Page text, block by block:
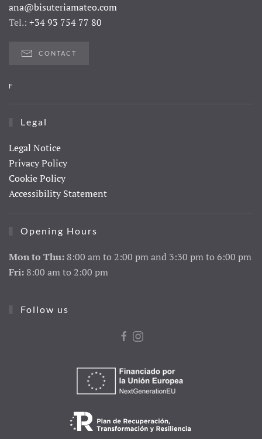
ana@bisuteriamateo.com
Tel.: +34 93 754 77 80
CONTACT
F
Legal
Legal Notice
Privacy Policy
Cookie Policy
Accessibility Statement
Opening Hours
Mon to Thu: 8:00 am to 2:00 pm and 3:30 pm to 6:00 pm
Fri: 8:00 am to 2:00 pm
Follow us